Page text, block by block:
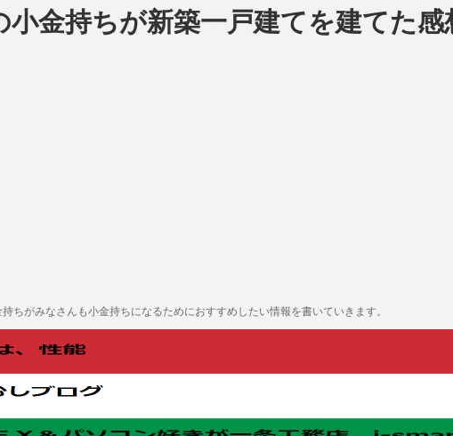
小金持ちが新築一戸建てを建てた
ちがみなさんも小金持ちになるためにおすすめしたい情報を書いていきます。